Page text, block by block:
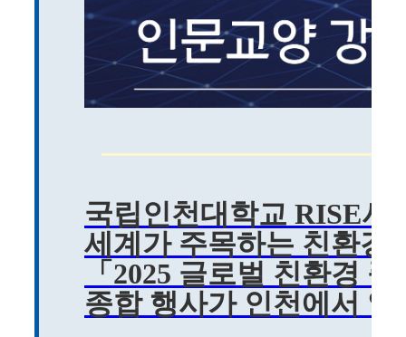
국립인천대학교 RISE사
세계가 주목하는 친환경
「2025 글로벌 친환경
종합 행사가 인천에서 열